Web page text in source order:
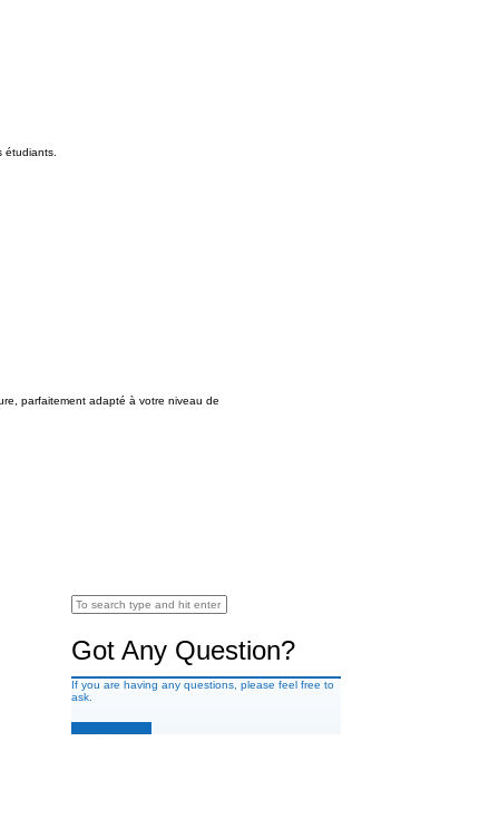
étudiants.
parfaitement adapté à votre niveau de
Got Any Question?
If you are having any questions, please feel free to
ask.